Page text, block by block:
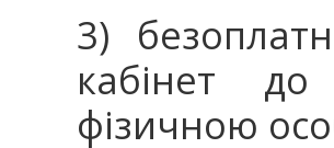
3)
кабінет
фізичною